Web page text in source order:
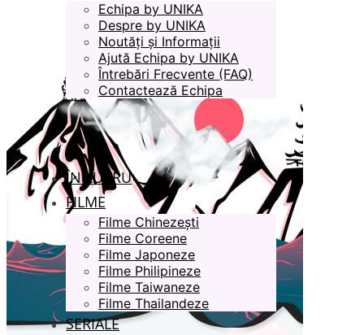
Echipa by UNIKA
Despre by UNIKA
Noutăți și Informații
Ajută Echipa by UNIKA
Întrebări Frecvente (FAQ)
Contactează Echipa
ÎN LUCRU
FILME
Filme Chinezești
Filme Coreene
Filme Japoneze
Filme Philipineze
Filme Taiwaneze
Filme Thailandeze
SERIALE